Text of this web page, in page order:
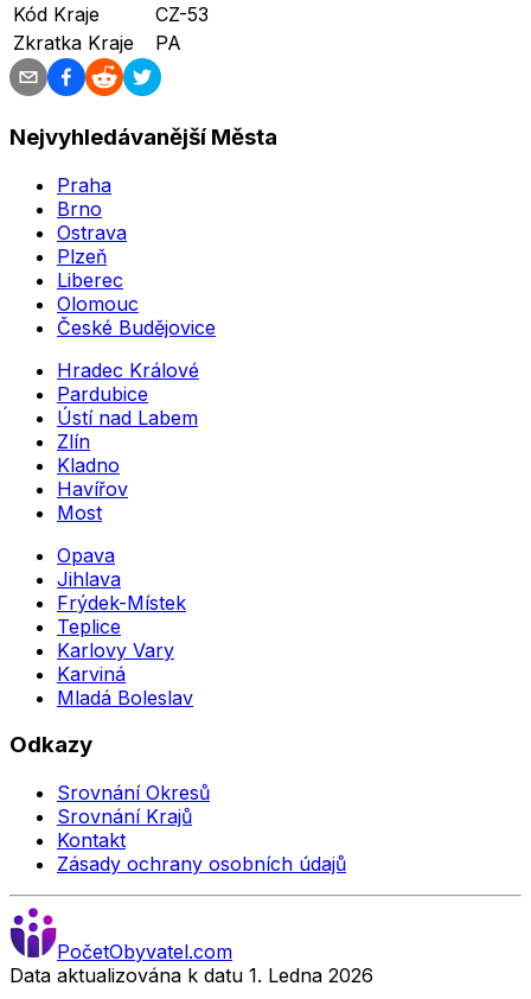
Kód Kraje
CZ-53
Zkratka Kraje
PA
Nejvyhledávanější Města
Praha
Brno
Ostrava
Plzeň
Liberec
Olomouc
České Budějovice
Hradec Králové
Pardubice
Ústí nad Labem
Zlín
Kladno
Havířov
Most
Opava
Jihlava
Frýdek-Místek
Teplice
Karlovy Vary
Karviná
Mladá Boleslav
Odkazy
Srovnání Okresů
Srovnání Krajů
Kontakt
Zásady ochrany osobních údajů
PočetObyvatel.com
Data aktualizována k datu 1. Ledna 2026